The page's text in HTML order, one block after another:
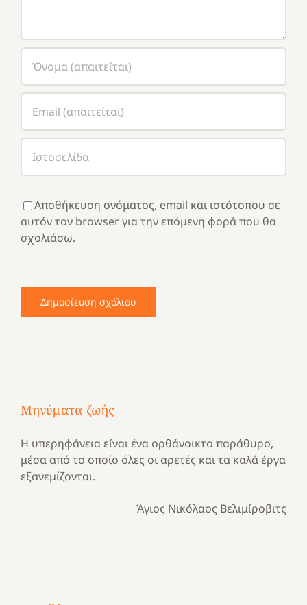
Αποθήκευση ονόματος, email και ιστότοπου σε
αυτόν τον browser για την επόμενη φορά που θα
σχολιάσω.
Μηνύματα ζωής
Η υπερηφάνεια είναι ένα ορθάνοικτο παράθυρο,
μέσα από το οποίο όλες οι αρετές και τα καλά έργα
εξανεμίζονται.
Άγιος Νικόλαος Βελιμίροβιτς